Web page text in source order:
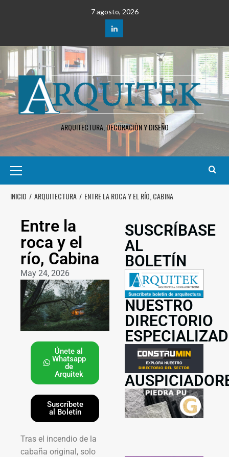
7 agosto, 2026
ARQUITECTURA, DECORACIÒN Y DISEÑO
INICIO ARQUITECTURA ENTRE LA ROCA Y EL RÍO, CABINA
Entre la
roca y el
río, Cabina
May 24, 2026
Únete al
Whatsapp
de
Arquitek
Suscríbete
al Boletín
Tras el incendio de la
cabaña original, solo
SUSCRÍBASE
AL
BOLETÍN
NUESTRO
DIRECTORIO